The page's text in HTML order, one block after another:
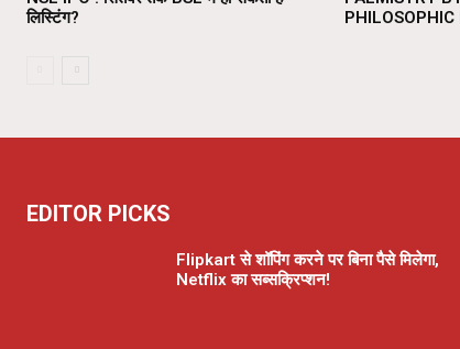
लिस्टिंग?
PHILOSOPHIC
EDITOR PICKS
Flipkart से शॉपिंग करने पर बिना पैसे मिलेगा,
Netflix का सब्सक्रिप्शन!